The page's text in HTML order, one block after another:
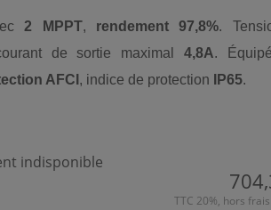
2 MPPT, rendement 97,8%.
de sortie maximal 4,8A.
AFCI , indice de protection IP65.
indisponible
TTC 20%, hors